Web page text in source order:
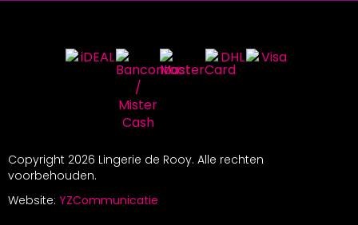
Copyright 2026 Lingerie de Rooy. Alle rechten
voorbehouden.
Website: YZCommunicatie